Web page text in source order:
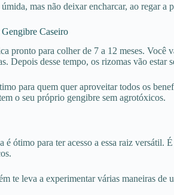
mas não deixar encharcar, ao regar
Caseiro
pronto para colher de 7 a 12 meses. Você
Depois desse tempo, os rizomas vão estar
para quem quer aproveitar todos os
o seu próprio gengibre sem agrotóxicos.
é ótimo para ter acesso a essa raiz
te leva a experimentar várias maneiras de